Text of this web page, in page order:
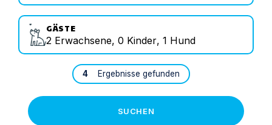
GÄSTE
2 Erwachsene, 0 Kinder, 1 Hund
4 Ergebnisse gefunden
SUCHEN